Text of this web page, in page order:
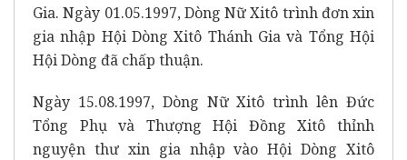
Gia. Ngày 01.05.1997, Dòng Nữ Xitô trình đơn xin
gia nhập Hội Dòng Xitô Thánh Gia và Tổng Hội
Hội Dòng đã chấp thuận.
Ngày 15.08.1997, Dòng Nữ Xitô trình lên Đức
Tổng Phụ và Thượng Hội Đồng Xitô thỉnh
nguyện thư xin gia nhập vào Hội Dòng Xitô